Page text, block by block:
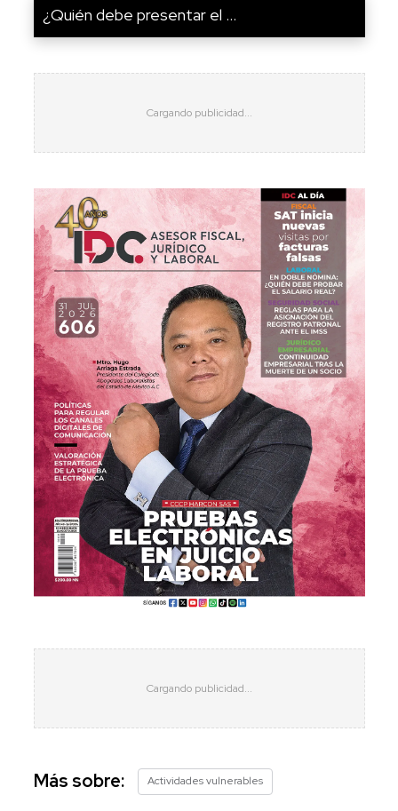
¿Quién debe presentar el ...
Más sobre: Actividades vulnerables